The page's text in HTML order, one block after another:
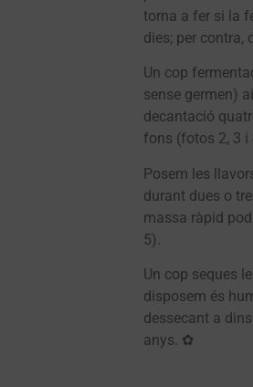
torna a fer si la
dies; per contra,
Un cop
sense germen)
decantació
fons (fotos 2, 3 i
Posem les
durant dues o
massa ràpid
5).
Un cop seques
disposem és
dessecant a
anys. ✿